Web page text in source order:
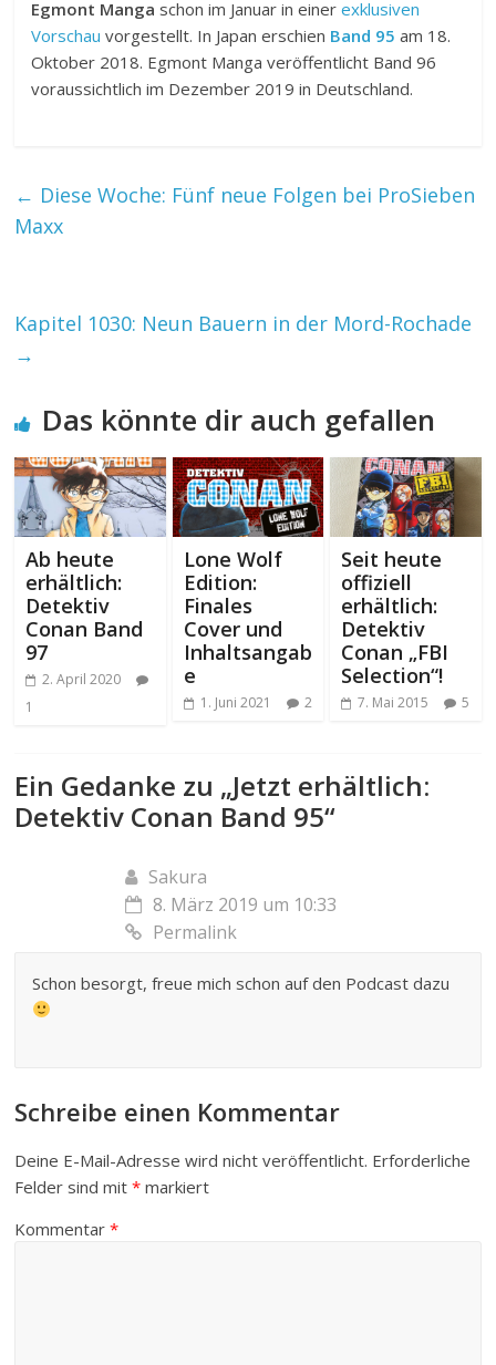
Egmont Manga schon im Januar in einerexklusiven
Vorschau vorgestellt. In Japan erschien Band 95 am 18.
Oktober 2018. Egmont Manga veröffentlicht Band 96
voraussichtlich im Dezember 2019 in Deutschland.
← Diese Woche: Fünf neue Folgen bei ProSieben
Maxx
Kapitel 1030: Neun Bauern in der Mord-Rochade
→
Das könnte dir auch gefallen
Ab heute
erhältlich:
Detektiv
Conan Band
97
2. April 2020
1
Lone Wolf
Edition:
Finales
Cover und
Inhaltsangab
e
1. Juni 2021 2
Seit heute
offiziell
erhältlich:
Detektiv
Conan „FBI
Selection“!
7. Mai 2015 5
Ein Gedanke zu „Jetzt erhältlich:
Detektiv Conan Band 95“
Sakura
8. März 2019 um 10:33
Permalink
Schon besorgt, freue mich schon auf den Podcast dazu
Schreibe einen Kommentar
Deine E-Mail-Adresse wird nicht veröffentlicht. Erforderliche
Felder sind mit* markiert
Kommentar*